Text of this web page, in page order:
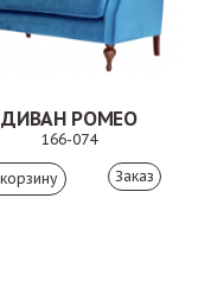
ДИВАН РОМЕО
166-074
Заказ